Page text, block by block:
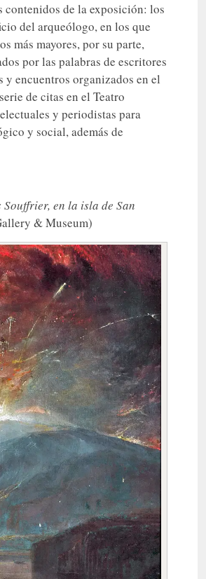
de la exposición: los
del arqueólogo, en los que
más mayores, por su parte,
por las palabras de escritores
encuentros organizados en el
de citas en el Teatro
y periodistas para
y social, además de
en la isla de San
& Museum)